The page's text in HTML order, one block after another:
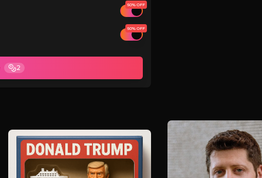
50% OFF
50% OFF
2